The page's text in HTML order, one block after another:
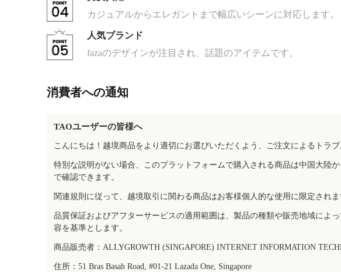
カジュアルからエレガントまで幅広いシーンに対応します。
人気ブランド
fazaのデザインが注目され、話題のアイテムです。
消費者への通知
TAOユーザーの皆様へ
こんにちは！越境商品をより適切にお選びいただくよう、ご注文によるトラ
特別な説明がない場合、このプラットフォームで購入される商品は中国大陸
で確認できます。
関連規則に従って、越境取引に関わる商品はお客様個人的な使用に限定されま
品質保証およびアフターサービスの適用範囲は、製品の種類や販売地域によ
容を基準とします。
商品販売者：ALLYGROWTH (SINGAPORE) INTERNET INFORMATION
住所：51 Bras Basah Road, #01-21 Lazada One, Singapore